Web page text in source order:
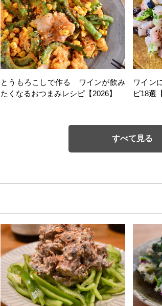
とうもろこしで作る ワインが飲み
たくなるおつまみレシピ【2026】
ワイン
ピ18選
すべて見る